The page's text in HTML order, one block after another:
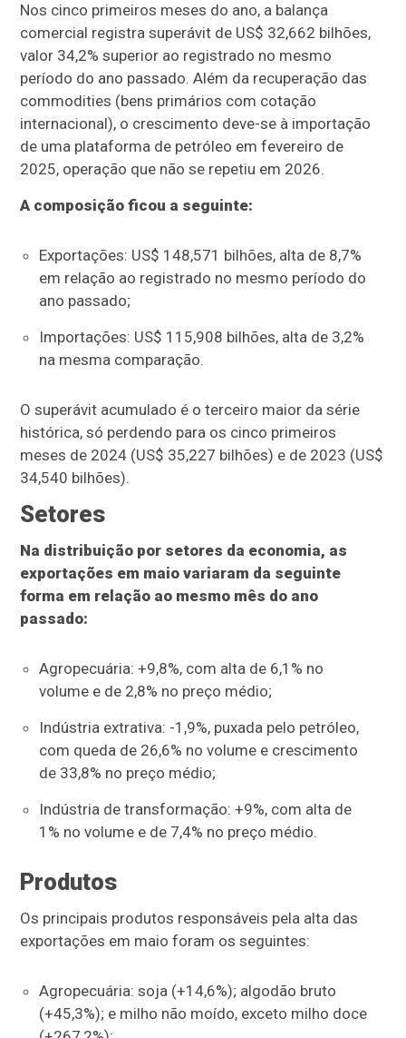
Nos cinco primeiros meses do ano, a balança
comercial registra superávit de US$ 32,662 bilhões,
valor 34,2% superior ao registrado no mesmo
período do ano passado. Além da recuperação das
commodities (bens primários com cotação
internacional), o crescimento deve-se à importação
de uma plataforma de petróleo em fevereiro de
2025, operação que não se repetiu em 2026.
A composição ficou a seguinte:
Exportações: US$ 148,571 bilhões, alta de 8,7%
em relação ao registrado no mesmo período do
ano passado;
Importações: US$ 115,908 bilhões, alta de 3,2%
na mesma comparação.
O superávit acumulado é o terceiro maior da série
histórica, só perdendo para os cinco primeiros
meses de 2024 (US$ 35,227 bilhões) e de 2023 (US$
34,540 bilhões).
Setores
Na distribuição por setores da economia, as
exportações em maio variaram da seguinte
forma em relação ao mesmo mês do ano
passado:
Agropecuária: +9,8%, com alta de 6,1% no
volume e de 2,8% no preço médio;
Indústria extrativa: -1,9%, puxada pelo petróleo,
com queda de 26,6% no volume e crescimento
de 33,8% no preço médio;
Indústria de transformação: +9%, com alta de
1% no volume e de 7,4% no preço médio.
Produtos
Os principais produtos responsáveis pela alta das
exportações em maio foram os seguintes:
Agropecuária: soja (+14,6%); algodão bruto
(+45,3%); e milho não moído, exceto milho doce